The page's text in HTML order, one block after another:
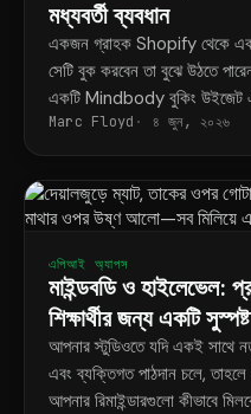
মধ্যবর্তী ব্যবধান
একজন গ্রাহক Shopify থেকে
সেটি বুক করবেন তা বুঝে উঠতে
একটি Mindbody বুকিং
স্থায়ী সমাধান করে।
Marc Floyd ৪ জুন, ২০২৬
এপিআই অ্যাপস
মাইন্ডবডি ও হাইলেভেল:
শিক্ষার্থীর জন্য একটি
আপনার স্টুডিওতে যদি একই সাথে
এবং ব্যক্তিগত পাঠদান চলে, তাহলে
আপনার রিমাইন্ডারগুলো কীভাবে